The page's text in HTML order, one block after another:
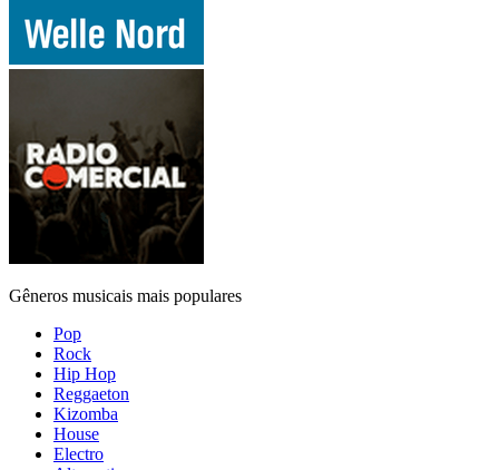
Gêneros musicais mais populares
Pop
Rock
Hip Hop
Reggaeton
Kizomba
House
Electro